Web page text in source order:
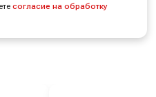
согласие на обработку